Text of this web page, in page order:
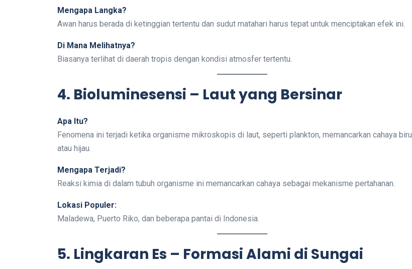
Mengapa Langka?
Awan harus berada di ketinggian tertentu dan sudut matahari harus tepat untuk menciptakan efek ini.
Di Mana Melihatnya?
Biasanya terlihat di daerah tropis dengan kondisi atmosfer tertentu.
4. Bioluminesensi – Laut yang Bersinar
Apa Itu?
Fenomena ini terjadi ketika organisme mikroskopis di laut, seperti plankton, memancarkan cahaya biru
atau hijau.
Mengapa Terjadi?
Reaksi kimia di dalam tubuh organisme ini memancarkan cahaya sebagai mekanisme pertahanan.
Lokasi Populer:
Maladewa, Puerto Riko, dan beberapa pantai di Indonesia.
5. Lingkaran Es – Formasi Alami di Sungai